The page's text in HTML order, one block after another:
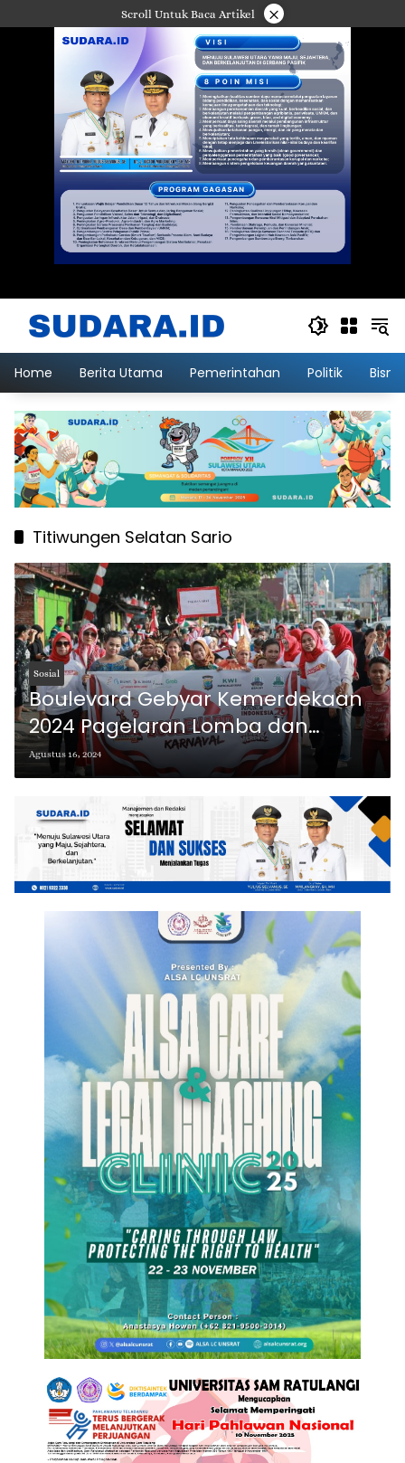
ke
Scroll Untuk Baca Artikel ×
Home Berita Utama Pemerintahan Politik
Titiwungen Selatan Sario
Sosial
Boulevard Gebyar Kemerdekaan
2024 Pagelaran Lomba dan
Karnaval Budaya Meriahkan HUT
RI ke-79
Agustus 16, 2024